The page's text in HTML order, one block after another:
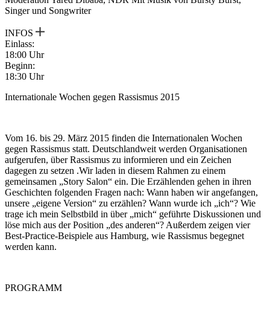
Singer und Songwriter
INFOS
Einlass:
18:00 Uhr
Beginn:
18:30 Uhr
Internationale Wochen gegen Rassismus 2015
Vom 16. bis 29. März 2015 finden die Internationalen Wochen
gegen Rassismus statt. Deutschlandweit werden Organisationen
aufgerufen, über Rassismus zu informieren und ein Zeichen
dagegen zu setzen .Wir laden in diesem Rahmen zu einem
gemeinsamen „Story Salon“ ein. Die Erzählenden gehen in ihren
Geschichten folgenden Fragen nach: Wann haben wir angefangen,
unsere „eigene Version“ zu erzählen? Wann wurde ich „ich“? Wie
trage ich mein Selbstbild in über „mich“ geführte Diskussionen und
löse mich aus der Position „des anderen“? Außerdem zeigen vier
Best-Practice-Beispiele aus Hamburg, wie Rassismus begegnet
werden kann.
PROGRAMM